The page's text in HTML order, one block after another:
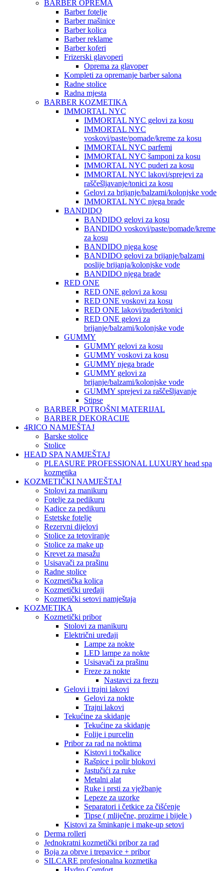
BARBER OPREMA
Barber fotelje
Barber mašinice
Barber kolica
Barber reklame
Barber koferi
Frizerski glavoperi
Oprema za glavoper
Kompleti za opremanje barber salona
Radne stolice
Radna mjesta
BARBER KOZMETIKA
IMMORTAL NYC
IMMORTAL NYC gelovi za kosu
IMMORTAL NYC
voskovi/paste/pomade/kreme za kosu
IMMORTAL NYC parfemi
IMMORTAL NYC šamponi za kosu
IMMORTAL NYC puderi za kosu
IMMORTAL NYC lakovi/sprejevi za
raščešljavanje/tonici za kosu
Gelovi za brijanje/balzami/kolonjske vode
IMMORTAL NYC njega brade
BANDIDO
BANDIDO gelovi za kosu
BANDIDO voskovi/paste/pomade/kreme
za kosu
BANDIDO njega kose
BANDIDO gelovi za brijanje/balzami
poslije brijanja/kolonjske vode
BANDIDO njega brade
RED ONE
RED ONE gelovi za kosu
RED ONE voskovi za kosu
RED ONE lakovi/puderi/tonici
RED ONE gelovi za
brijanje/balzami/kolonjske vode
GUMMY
GUMMY gelovi za kosu
GUMMY voskovi za kosu
GUMMY njega brade
GUMMY gelovi za
brijanje/balzami/kolonjske vode
GUMMY sprejevi za raščešljavanje
Stipse
BARBER POTROŠNI MATERIJAL
BARBER DEKORACIJE
4RICO NAMJEŠTAJ
Barske stolice
Stolice
HEAD SPA NAMJEŠTAJ
PLEASURE PROFESSIONAL LUXURY head spa
kozmetika
KOZMETIČKI NAMJEŠTAJ
Stolovi za manikuru
Fotelje za pedikuru
Kadice za pedikuru
Estetske fotelje
Rezervni dijelovi
Stolice za tetoviranje
Stolice za make up
Krevet za masažu
Usisavači za prašinu
Radne stolice
Kozmetička kolica
Kozmetički uređaji
Kozmetički setovi namještaja
KOZMETIKA
Kozmetički pribor
Stolovi za manikuru
Električni uređaji
Lampe za nokte
LED lampe za nokte
Usisavači za prašinu
Freze za nokte
Nastavci za frezu
Gelovi i trajni lakovi
Gelovi za nokte
Trajni lakovi
Tekućine za skidanje
Tekućine za skidanje
Folije i purcelin
Pribor za rad na noktima
Kistovi i točkalice
Rašpice i polir blokovi
Jastučići za ruke
Metalni alat
Ruke i prsti za vježbanje
Lepeze za uzorke
Separatori i četkice za čišćenje
Tipse ( mliječne, prozirne i bijele )
Kistovi za šminkanje i make-up setovi
Derma rolleri
Jednokratni kozmetički pribor za rad
Boja za obrve i trepavice + pribor
SILCARE profesionalna kozmetika